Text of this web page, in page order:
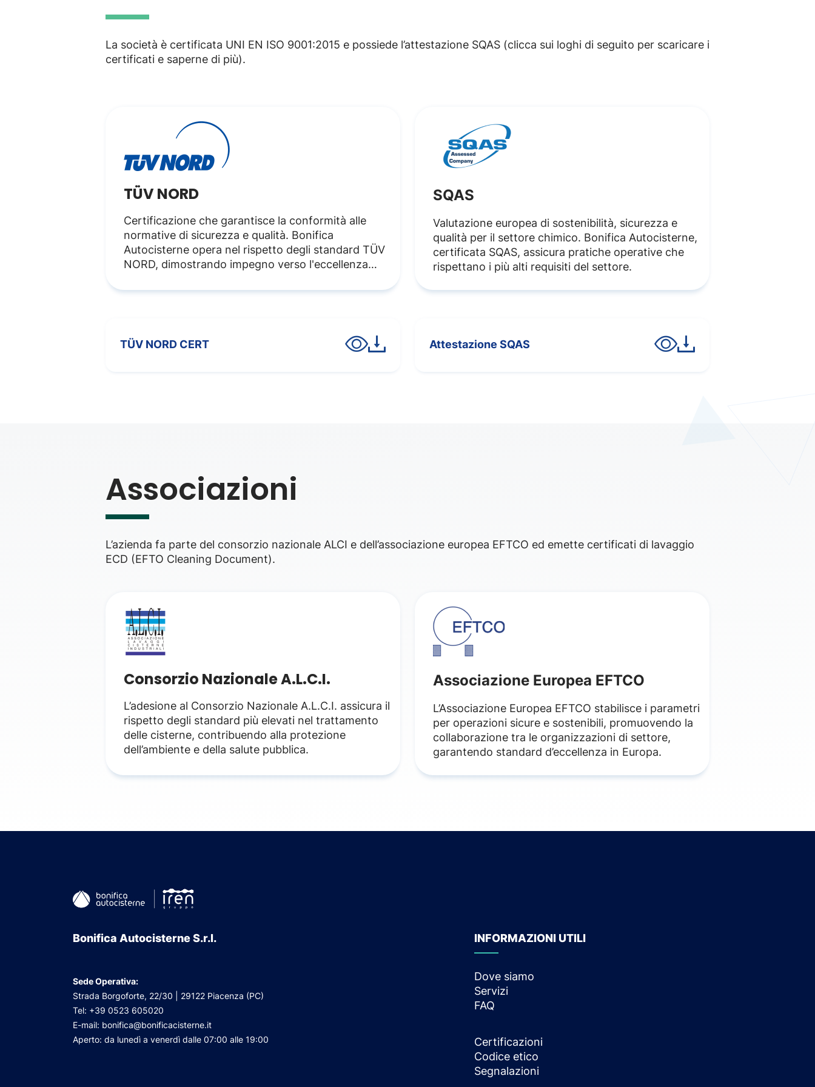
La società è certificata UNI EN ISO 9001:2015 e possiede l’attestazione SQAS (clicca sui loghi di seguito per scaricare i
certificati e saperne di più).
TÜV NORD
Certificazione che garantisce la conformità alle
normative di sicurezza e qualità. Bonifica
Autocisterne opera nel rispetto degli standard TÜV
NORD, dimostrando impegno verso l'eccellenza
SQAS
Valutazione europea di sostenibilità, sicurezza e
qualità per il settore chimico. Bonifica Autocisterne,
certificata SQAS, assicura pratiche operative che
rispettano i più alti requisiti del settore.
TÜV NORD CERT Attestazione SQAS
Associazioni
L’azienda fa parte del consorzio nazionale ALCI e dell’associazione europea EFTCO ed emette certificati di lavaggio
ECD (EFTO Cleaning Document).
Consorzio Nazionale A.L.C.I.
L’adesione al Consorzio Nazionale A.L.C.I. assicura il
rispetto degli standard più elevati nel trattamento
delle cisterne, contribuendo alla protezione
dell’ambiente e della salute pubblica.
Associazione Europea EFTCO
L’Associazione Europea EFTCO stabilisce i parametri
per operazioni sicure e sostenibili, promuovendo la
collaborazione tra le organizzazioni di settore,
garantendo standard d’eccellenza in Europa.
Bonifica Autocisterne S.r.l.
Sede Operativa:
Strada Borgoforte, 22/30 | 29122 Piacenza (PC)
Tel: +39 0523 605020
E-mail: bonifica@bonificacisterne.it
Aperto: da lunedì a venerdì dalle 07:00 alle 19:00
INFORMAZIONI UTILI
Dove siamo
Servizi
FAQ
Certificazioni
Codice etico
Segnalazioni